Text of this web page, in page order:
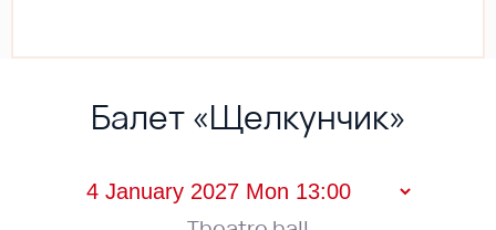
Балет «Щелкунчик»